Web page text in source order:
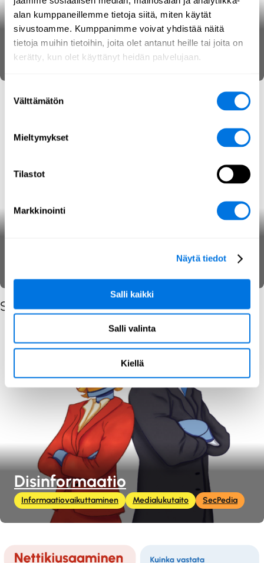
alan kumppaneillemme tietoja siitä, miten käytät
sivustoamme. Kumppanimme voivat yhdistää näitä
tietoja muihin tietoihin, joita olet antanut heille tai joita on
kerätty, kun olet käyttänyt heidän palvelujaan.
valinta
Välttämätön
Mieltymykset
Tilastot
Markkinointi
Näytä tiedot
Salli kaikki
Salli valinta
Kiellä
Kyberin taskutieto
Informaatiovaikuttaminen Varautuminen Opas
Medialukutaito
Samankaltaiset julkaisut sisältötyypeittäin
Disinformaatio
Informaatiovaikuttaminen Medialukutaito SecPedia